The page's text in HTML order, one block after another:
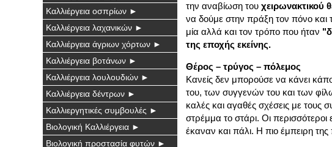
την αναβίωση του χειρωνακτικού
να δούμε στην πράξη τον πόνο και
μία αλλά και τον τρόπο που ήταν
της εποχής εκείνης.
Θέρος – τρύγος – πόλεμος
Κανείς δεν μπορούσε να κάνει
του, των συγγενών του και των
καλές και αγαθές σχέσεις με
στρέμμα το στάρι. Οι
έκαναν και πάλι. Η πιο έμπειρη
Καλλιέργεια οσπρίων ►
Καλλιέργεια λαχανικών ►
Καλλιέργεια άγριων χόρτων ►
Καλλιέργεια βοτάνων ►
Καλλιέργεια λουλουδιών ►
Καλλιέργεια δέντρων ►
Καλλιεργητικές συμβουλές ►
Βιολογική Καλλιέργεια ►
Βιολογική προστασία φυτών ►